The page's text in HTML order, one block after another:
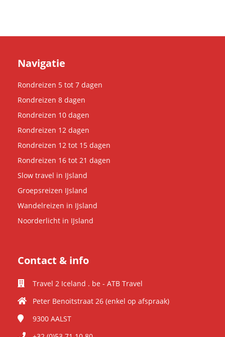
Navigatie
Rondreizen 5 tot 7 dagen
Rondreizen 8 dagen
Rondreizen 10 dagen
Rondreizen 12 dagen
Rondreizen 12 tot 15 dagen
Rondreizen 16 tot 21 dagen
Slow travel in IJsland
Groepsreizen IJsland
Wandelreizen in IJsland
Noorderlicht in IJsland
Contact & info
Travel 2 Iceland . be - ATB Travel
Peter Benoitstraat 26 (enkel op afspraak)
9300 AALST